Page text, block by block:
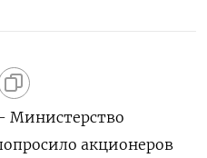
Министерство
акционеров